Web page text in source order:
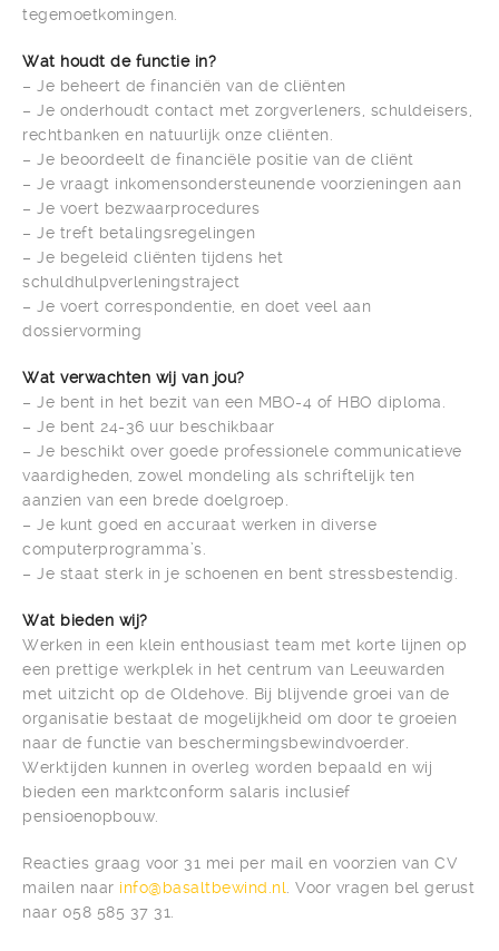
tegemoetkomingen.
Wat houdt de functie in?
– Je beheert de financiën van de cliënten
– Je onderhoudt contact met zorgverleners, schuldeisers,
rechtbanken en natuurlijk onze cliënten.
– Je beoordeelt de financiële positie van de cliënt
– Je vraagt inkomensondersteunende voorzieningen aan
– Je voert bezwaarprocedures
– Je treft betalingsregelingen
– Je begeleid cliënten tijdens het
schuldhulpverleningstraject
– Je voert correspondentie, en doet veel aan
dossiervorming
Wat verwachten wij van jou?
– Je bent in het bezit van een MBO-4 of HBO diploma.
– Je bent 24-36 uur beschikbaar
– Je beschikt over goede professionele communicatieve
vaardigheden, zowel mondeling als schriftelijk ten
aanzien van een brede doelgroep.
– Je kunt goed en accuraat werken in diverse
computerprogramma’s.
– Je staat sterk in je schoenen en bent stressbestendig.
Wat bieden wij?
Werken in een klein enthousiast team met korte lijnen op
een prettige werkplek in het centrum van Leeuwarden
met uitzicht op de Oldehove. Bij blijvende groei van de
organisatie bestaat de mogelijkheid om door te groeien
naar de functie van beschermingsbewindvoerder.
Werktijden kunnen in overleg worden bepaald en wij
bieden een marktconform salaris inclusief
pensioenopbouw.
Reacties graag voor 31 mei per mail en voorzien van CV
mailen naar info@basaltbewind.nl . Voor vragen bel gerust
naar 058 585 37 31.